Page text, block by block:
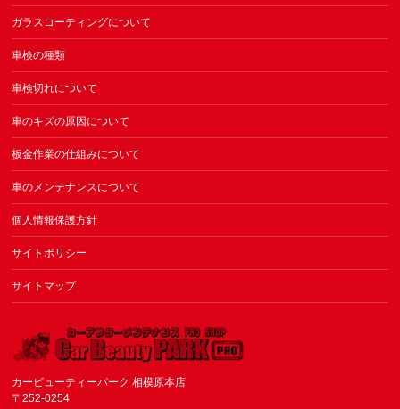
ガラスコーティングについて
車検の種類
車検切れについて
車のキズの原因について
板金作業の仕組みについて
車のメンテナンスについて
個人情報保護方針
サイトポリシー
サイトマップ
カービューティーパーク 相模原本店
〒252-0254